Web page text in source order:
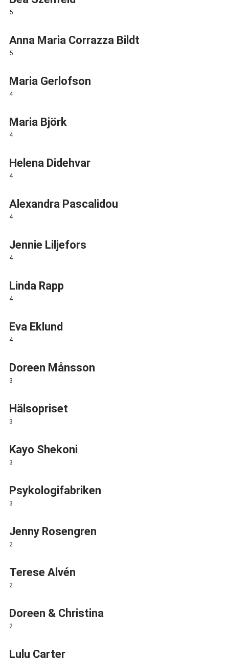
5
Anna Maria Corrazza Bildt
5
Maria Gerlofson
4
Maria Björk
4
Helena Didehvar
4
Alexandra Pascalidou
4
Jennie Liljefors
4
Linda Rapp
4
Eva Eklund
4
Doreen Månsson
3
Hälsopriset
3
Kayo Shekoni
3
Psykologifabriken
3
Jenny Rosengren
2
Terese Alvén
2
Doreen & Christina
2
Lulu Carter